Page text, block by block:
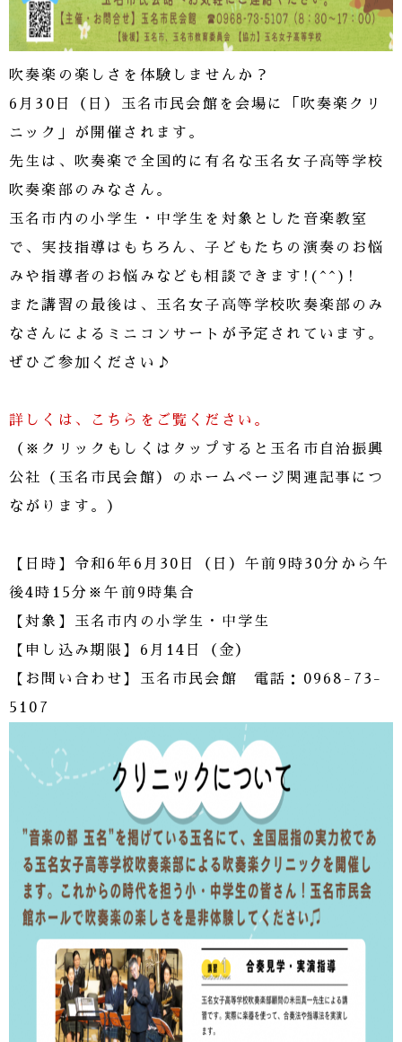
吹奏楽の楽しさを体験しませんか？
6月30日（日）玉名市民会館を会場に「吹奏楽クリ
ニック」が開催されます。
先生は、吹奏楽で全国的に有名な玉名女子高等学校
吹奏楽部のみなさん。
玉名市内の小学生・中学生を対象とした音楽教室
で、実技指導はもちろん、子どもたちの演奏のお悩
みや指導者のお悩みなども相談できます!(^^)!
また講習の最後は、玉名女子高等学校吹奏楽部のみ
なさんによるミニコンサートが予定されています。
ぜひご参加ください♪
詳しくは、こちらをご覧ください。
（※クリックもしくはタップすると玉名市自治振興
公社（玉名市民会館）のホームページ関連記事につ
ながります。）
【日時】令和6年6月30日（日）午前9時30分から午
後4時15分※午前9時集合
【対象】玉名市内の小学生・中学生
【申し込み期限】6月14日（金）
【お問い合わせ】玉名市民会館 電話：0968-73-
5107